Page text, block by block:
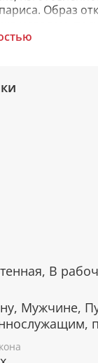
Образ
оформлении
специальные
и
украшены
камнями.
Феодор
покровитель
веру и
с
В
Мужчине,